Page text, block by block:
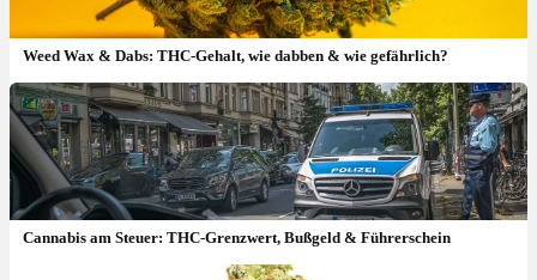
Weed Wax & Dabs: THC-Gehalt, wie dabben & wie gefährlich?
Cannabis am Steuer: THC-Grenzwert, Bußgeld & Führerschein